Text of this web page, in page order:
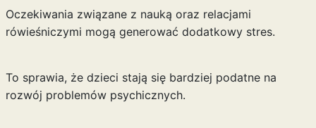
Oczekiwania związane z nauką oraz relacjami
rówieśniczymi mogą generować dodatkowy stres.
To sprawia, że dzieci stają się bardziej podatne na
rozwój problemów psychicznych.